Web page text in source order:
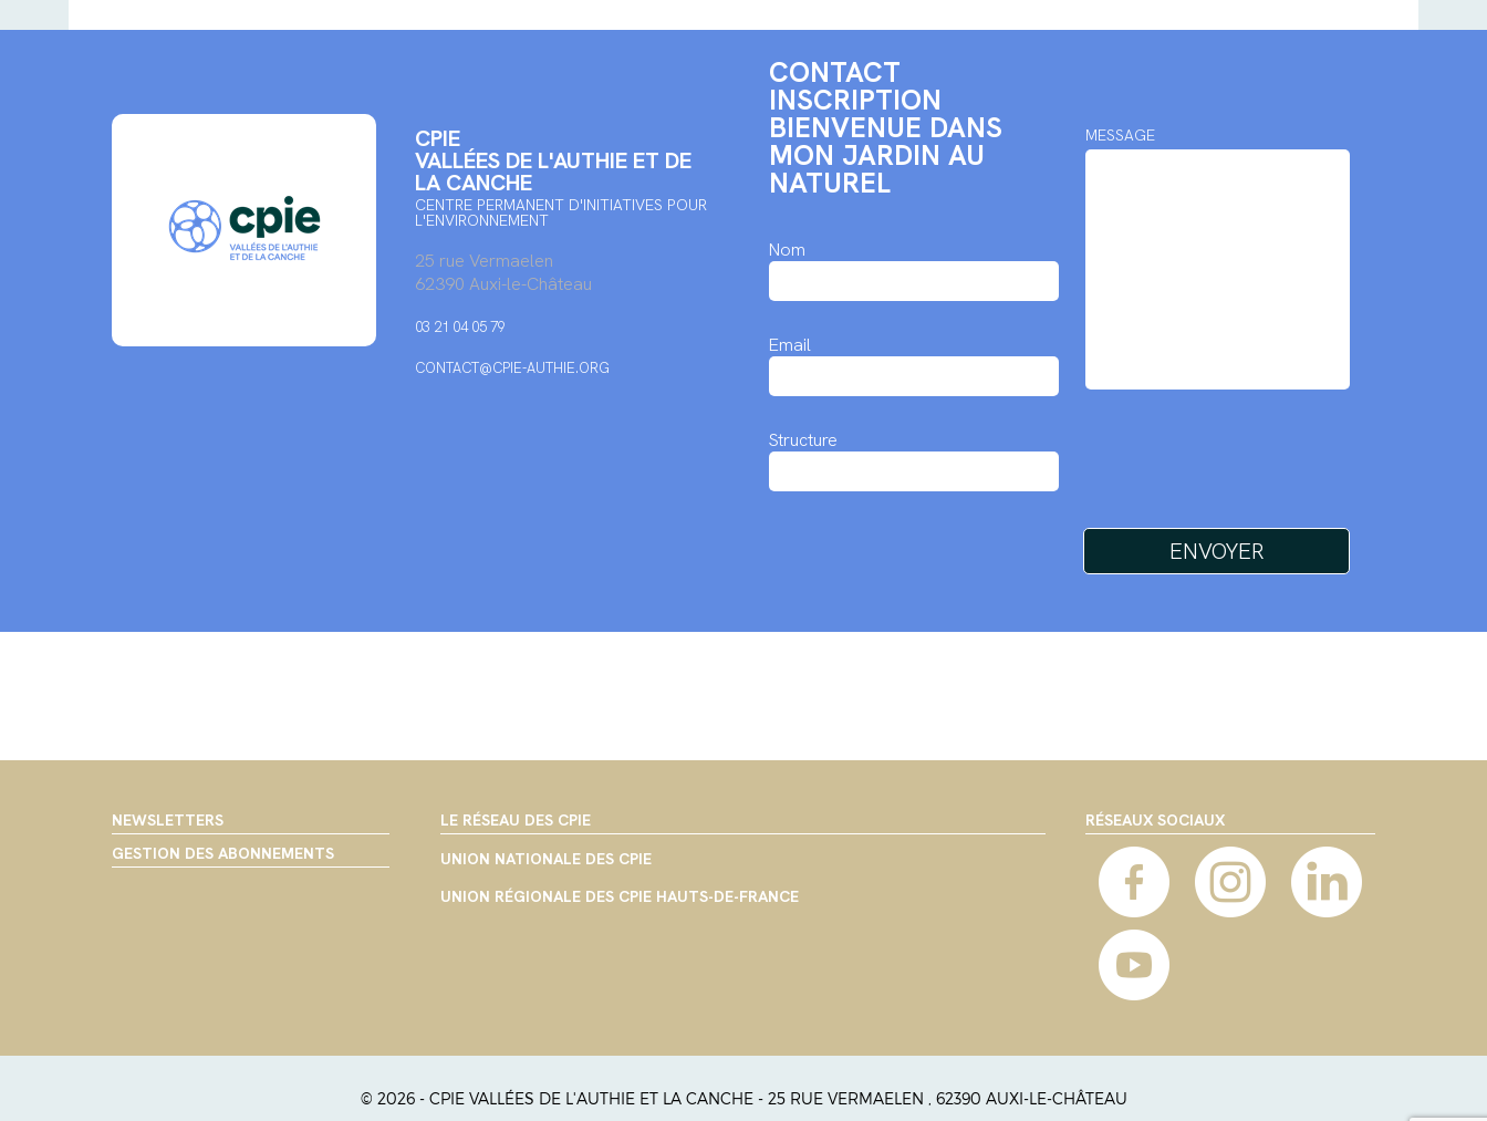
CPIE
VALLÉES DE L'AUTHIE ET DE
LA CANCHE
CENTRE PERMANENT D'INITIATIVES POUR
L'ENVIRONNEMENT
25 rue Vermaelen
62390 Auxi-le-Château
03 21 04 05 79
CONTACT@CPIE-AUTHIE.ORG
CONTACT
INSCRIPTION
BIENVENUE DANS
MON JARDIN AU
NATUREL
Nom
Email
Structure
MESSAGE
NEWSLETTERS
GESTION DES ABONNEMENTS
LE RÉSEAU DES CPIE
UNION NATIONALE DES CPIE
UNION RÉGIONALE DES CPIE HAUTS-DE-FRANCE
RÉSEAUX SOCIAUX
© 2026 - CPIE VALLÉES DE L'AUTHIE ET LA CANCHE - 25 RUE VERMAELEN , 62390 AUXI-LE-CHÂTEAU